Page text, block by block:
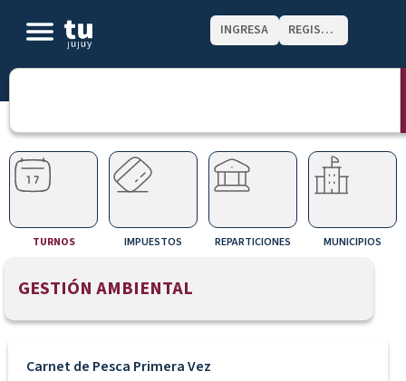
INGRESA REGISTRATE
TURNOS IMPUESTOS REPARTICIONES MUNICIPIOS
GESTIÓN AMBIENTAL
Carnet de Pesca Primera Vez